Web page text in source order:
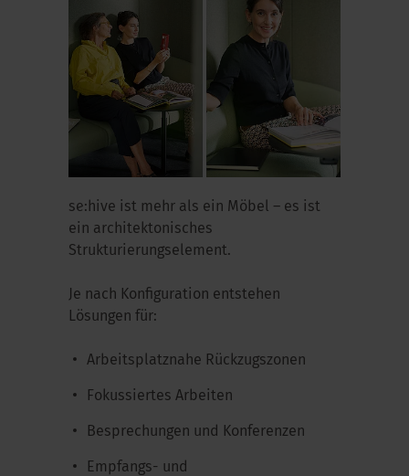
se:hive ist mehr als ein Möbel – es ist
ein architektonisches
Strukturierungselement.
Je nach Konfiguration entstehen
Lösungen für:
Arbeitsplatznahe Rückzugszonen
Fokussiertes Arbeiten
Besprechungen und Konferenzen
Empfangs- und